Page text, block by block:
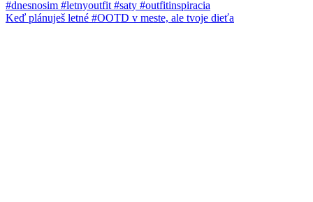
Keď plánuješ letné #OOTD v meste, ale tvoje dieťa